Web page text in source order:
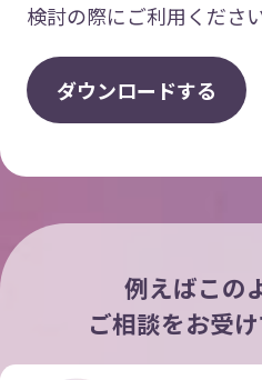
検討の際にご利用ください
ダウンロー ドする
例えばこの
ご相談をお受